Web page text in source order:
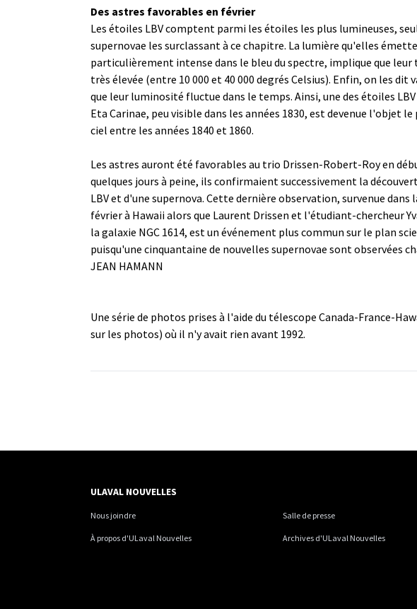
Des astres favorables en février
Les étoiles LBV comptent parmi les étoiles les plus lumineuses,
supernovae les surclassant à ce chapitre. La lumière qu'elles
particulièrement intense dans le bleu du spectre, implique que
très élevée (entre 10 000 et 40 000 degrés Celsius). Enfin, on les dit
que leur luminosité fluctue dans le temps. Ainsi, une des étoiles
Eta Carinae, peu visible dans les années 1830, est devenue l'objet
ciel entre les années 1840 et 1860.
Les astres auront été favorables au trio Drissen-Robert-Roy en
quelques jours à peine, ils confirmaient successivement la
LBV et d'une supernova. Cette dernière observation, survenue dans
février à Hawaii alors que Laurent Drissen et l'étudiant-chercheur
la galaxie NGC 1614, est un événement plus commun sur le plan
puisqu'une cinquantaine de nouvelles supernovae sont observées
JEAN HAMANN
Une série de photos prises à l'aide du télescope Canada-France-
sur les photos) où il n'y avait rien avant 1992.
ULAVAL NOUVELLES
Nous joindre Salle de presse
À propos d'ULaval Nouvelles Archives d'ULaval Nouvelles